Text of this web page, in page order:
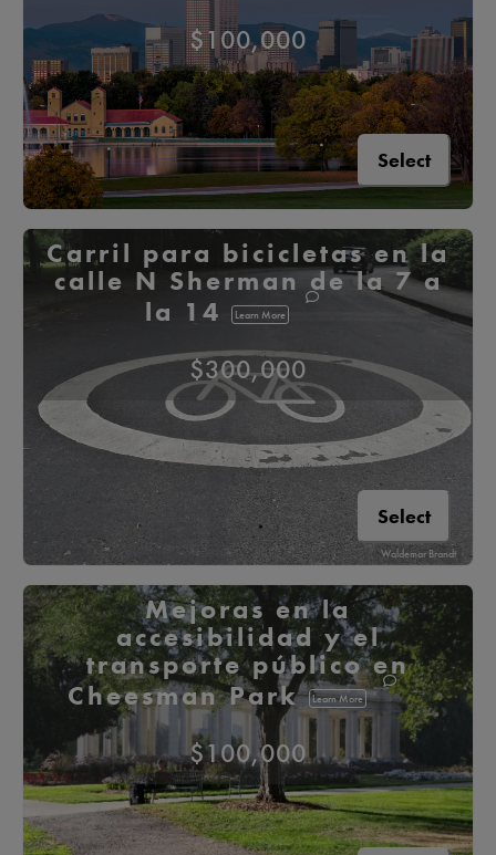
$100,000
Select
Carril para bicicletas en la
calle N Sherman de la 7 a
la 14
Learn More
$300,000
Select
Waldemar Brandt
Mejoras en la
accesibilidad y el
transporte público en
Cheesman Park Learn More
$100,000